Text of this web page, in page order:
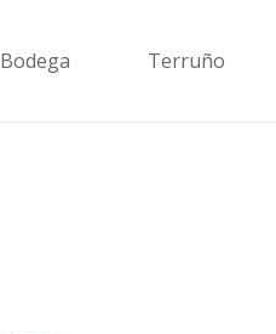
Bodega Terruño